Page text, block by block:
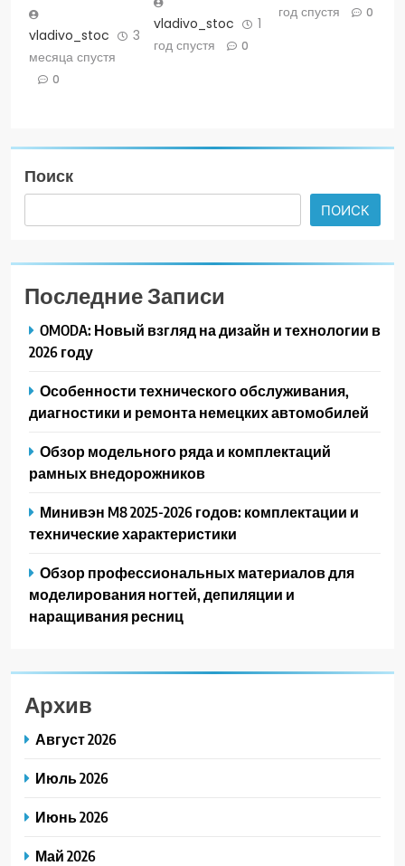
vladivo_stoc
3
месяца спустя
0
vladivo_stoc
1
год спустя
0
год спустя
0
Поиск
ПОИСК
Последние Записи
OMODA: Новый взгляд на дизайн и технологии в
2026 году
Особенности технического обслуживания,
диагностики и ремонта немецких автомобилей
Обзор модельного ряда и комплектаций
рамных внедорожников
Минивэн M8 2025-2026 годов: комплектации и
технические характеристики
Обзор профессиональных материалов для
моделирования ногтей, депиляции и
наращивания ресниц
Архив
Август 2026
Июль 2026
Июнь 2026
Май 2026